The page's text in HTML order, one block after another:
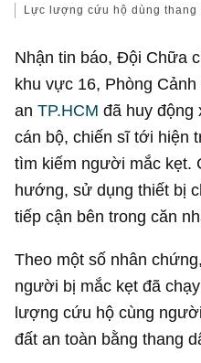
Lực lượng cứu hộ dùng
Nhận tin báo, Đội Chữa
khu vực 16, Phòng
anTP.HCM đã huy động
cán bộ, chiến sĩ tới hiện
tìm kiếm người mắc kẹt.
hướng, sử dụng thiết bị
tiếp cận bên trong căn
Theo một số nhân
người bị mắc kẹt đã
lượng cứu hộ cùng
đất an toàn bằng thang